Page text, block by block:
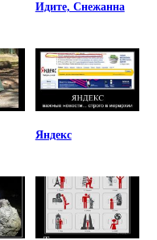
Идите, Снежанна
Яндекс